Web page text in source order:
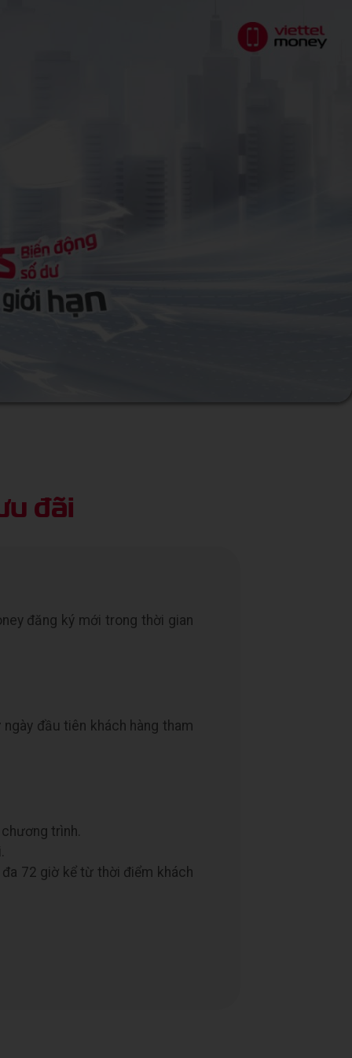
đãi
đăng ký mới trong thời gian
đầu tiên khách hàng tham
trình.
72 giờ kể từ thời điểm khách